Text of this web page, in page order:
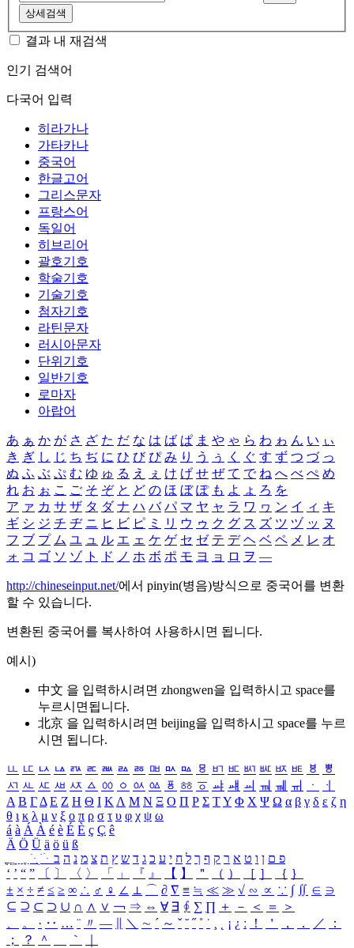
상세검색
결과 내 재검색
인기 검색어
다국어 입력
히라가나
가타카나
중국어
한글고어
그리스문자
프랑스어
독일어
히브리어
괄호기호
학술기호
기술기호
첨자기호
라틴문자
러시아문자
단위기호
일반기호
로마자
아랍어
あ ぁ か が さ ざ た だ な は ば ぱ ま や ゃ ら わ ゎ ん い ぃ
き ぎ し じ ち ぢ に ひ び ぴ み り う ぅ く ぐ す ず つ づ っ
ぬ ふ ぶ ぷ む ゆ ゅ る え ぇ け げ せ ぜ て で ね へ べ ぺ め
れ お ぉ こ ご そ ぞ と ど の ほ ぼ ぽ も よ ょ ろ を
ア ァ カ サ ザ タ ダ ナ ハ バ パ マ ヤ ャ ラ ワ ヮ ン イ ィ キ
ギ シ ジ チ ヂ ニ ヒ ビ ピ ミ リ ウ ゥ ク グ ス ズ ツ ヅ ッ ヌ
フ ブ プ ム ユ ュ ル エ ェ ケ ゲ セ ゼ テ デ ヘ ベ ペ メ レ オ
ォ コ ゴ ソ ゾ ト ド ノ ホ ボ ポ モ ヨ ョ ロ ヲ ―
http://chineseinput.net/에서 pinyin(병음)방식으로 중국어를 변환
할 수 있습니다.
변환된 중국어를 복사하여 사용하시면 됩니다.
예시)
中文 을 입력하시려면 zhongwen을 입력하시고 space를
누르시면됩니다.
北京 을 입력하시려면 beijing을 입력하시고 space를 누르
시면 됩니다.
ㅥ ㅦ ㅧ ㅨ ㅩ ㅪ ㅫ ㅬ ㅭ ㅮ ㅯ ㅰ ㅱ ㅲ ㅳ ㅴ ㅵ ㅶ ㅷ ㅸ
ㅹ
ㅺ ㅻ ㅼ ㅽ ㅾ ㅿ ㆀ ㆁ ㆂ ㆃ ㆄ ㆅ ㆆ ㆇ ㆈ ㆉ ㆊ ㆋ ㆌ ㆍ
ㆎ
Α Β ΓΔ Ε Ζ Η Θ Ι ΚΛ Μ Ν Ξ Ο Π Ρ Σ ΤΥ Φ Χ Ψ Ω α β γ δ ε ζ η
θ ι κ λ μ ν ξ ο π ρ σ τ υ φ χ ψ ω
á à Á À é è É È ç Ç ê
Ä Ö Ü ä ö ü ß
ִֶֹ ֻּ ׁׂ פ ם ן ו ט א ר ק ף ך ל ח י ע כ ג ד ש ץ ת צ מ נ ה ב
‘ ’ “ ” 〔 〕 〈 〉 「 」 『 』 【 】 ＂ （ ） ［ ］ ｛ ｝
± × ÷ ≠ ≤ ≥ ∞ ∴ ♂ ♀ ∠ ⊥ ⌒ ∂ ∇ ≡ ≒ ≪ ≫ √ ∽ ∝ ∵ ∫ ∬ ∈ ∋
⊆ ⊇ ⊂ ⊃ ∪ ∩ ∧ ∨ ￢ ⇒ ⇔ ∀ ∃ ∮ ∑ ∏ ＋ － ＜ ＝
＞
、
。 · ‥ … ¨ 〃 ― ＼ ∼ ´ ～ ˇ ˘ ˝ ˚ ˙ ¸ ¡ ¿ ː ！ ＇ ， ． ／
：
；
？ ＾ ｀